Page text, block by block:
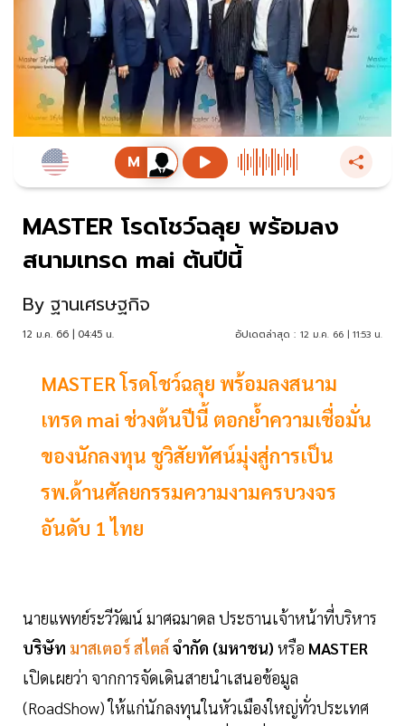
MASTER โรดโชว์ฉลุย พร้อมลง
สนามเทรด mai ต้นปีนี้
By ฐานเศรษฐกิจ
12 ม.ค. 66 | 04:45 น. อัปเดตล่าสุด : 12 ม.ค. 66 | 11:53 น.
MASTER โรดโชว์ฉลุย พร้อมลงสนาม
เทรด mai ช่วงต้นปีนี้ ตอกย้ำความเชื่อมั่น
ของนักลงทุน ชูวิสัยทัศน์มุ่งสู่การเป็น
รพ.ด้านศัลยกรรมความงามครบวงจร
อันดับ 1 ไทย
นายแพทย์ระวีวัฒน์ มาศฉมาดล ประธานเจ้าหน้าที่บริหาร
บริษัท มาสเตอร์ สไตล์ จำกัด (มหาชน) หรือ MASTER
เปิดเผยว่า จากการจัดเดินสายนำเสนอข้อมูล
(RoadShow) ให้แก่นักลงทุนในหัวเมืองใหญ่ทั่วประเทศ